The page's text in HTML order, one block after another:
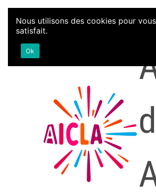
Aller au contenu
Nous utilisons des cookies pour
satisfait.
Ok